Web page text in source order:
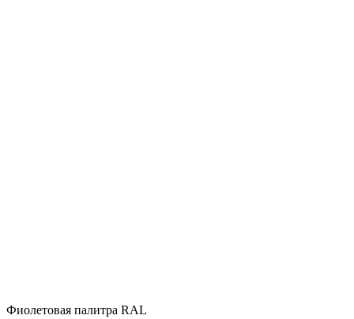
Фиолетовая палитра RAL